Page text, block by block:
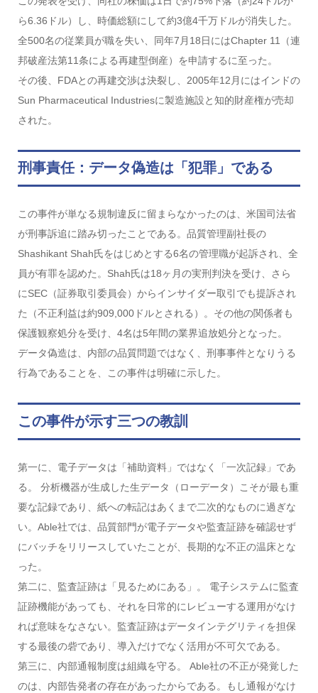
ら6.36ドル）し、時価総額にして約3億4千万ドルが消失した。
全500名の従業員が職を失い、同年7月18日にはChapter 11（連
邦破産法第11条による再建型倒産）を申請するに至った。
その後、FDAとの再建交渉は決裂し、2005年12月にはインドの
Sun Pharmaceutical Industriesに製造施設と知的財産権が売却
された。
刑事責任：データ偽造は「犯罪」である
この事件が単なる規制違反に留まらなかったのは、米国司法省
が刑事訴追に踏み切ったことである。品質管理副社長の
Shashikant Shah氏をはじめとする6名の管理職が起訴され、全
員が有罪を認めた。Shah氏は18ヶ月の実刑判決を受け、さら
にSEC（証券取引委員会）からインサイダー取引でも提訴され
た（不正利益は約909,000ドルとされる）。その他の関係者も
保護観察処分を受け、4名は5年間の業界追放処分となった。
データ偽造は、内部の品質問題ではなく、刑事事件となりうる
行為であることを、この事件は明確に示した。
この事件が示す三つの教訓
第一に、電子データは「補助資料」ではなく「一次記録」であ
る。 分析機器が生成した生データ（ローデータ）こそが最も重
要な記録であり、紙への転記はあくまで二次的なものに過ぎな
い。Able社では、品質部門が電子データや監査証跡を確認せず
にバッチをリリースしていたことが、長期的な不正の温床とな
った。
第二に、監査証跡は「見るためにある」。 電子システムに監査
証跡機能があっても、それを日常的にレビューする運用がなけ
れば意味をなさない。監査証跡はデータインテグリティを担保
する最後の砦であり、導入だけでなく活用が不可欠である。
第三に、内部通報制度は組織を守る。 Able社の不正が発覚した
のは、内部告発者の存在があったからである。もし通報がなけ